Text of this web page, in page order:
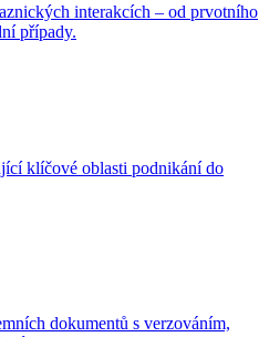
interakcích – od prvotního
případy.
klíčové oblasti podnikání do
dokumentů s verzováním,